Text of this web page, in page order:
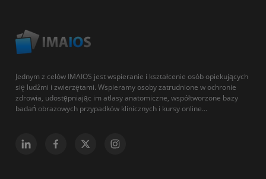
Jednym z celów IMAIOS jest wspieranie i kształcenie osób opiekujących
się ludźmi i zwierzętami. Wspieramy osoby zatrudnione w ochronie
zdrowia, udostępniając im atlasy anatomiczne, współtworzone bazy
badań obrazowych przypadków klinicznych i kursy online...